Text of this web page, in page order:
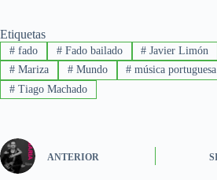
Etiquetas
#fado #Fado bailado # Javier Limón
#Mariza #Mundo # música portuguesa
#Tiago Machado
ANTERIOR